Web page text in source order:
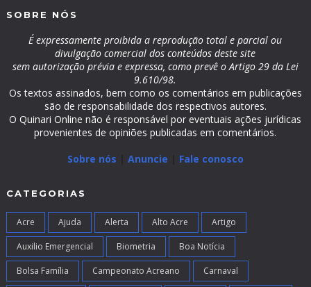
SOBRE NÓS
É expressamente proibida a reprodução total e parcial ou
divulgação comercial dos conteúdos deste site
sem autorização prévia e expressa, como prevê o Artigo 29 da Lei
9.610/98.
Os textos assinados, bem como os comentários em publicações
são de responsabilidade dos respectivos autores.
O Quinari Online não é responsável por eventuais ações jurídicas
provenientes de opiniões publicadas em comentários.
Sobre nós
Anuncie Fale conosco
CATEGORIAS
Acre Ajuda Alerta Alto Acre Artigo
Auxilio Emergencial Biometria Boa Notícia
Bolsa Família Campeonato Acreano Carnaval